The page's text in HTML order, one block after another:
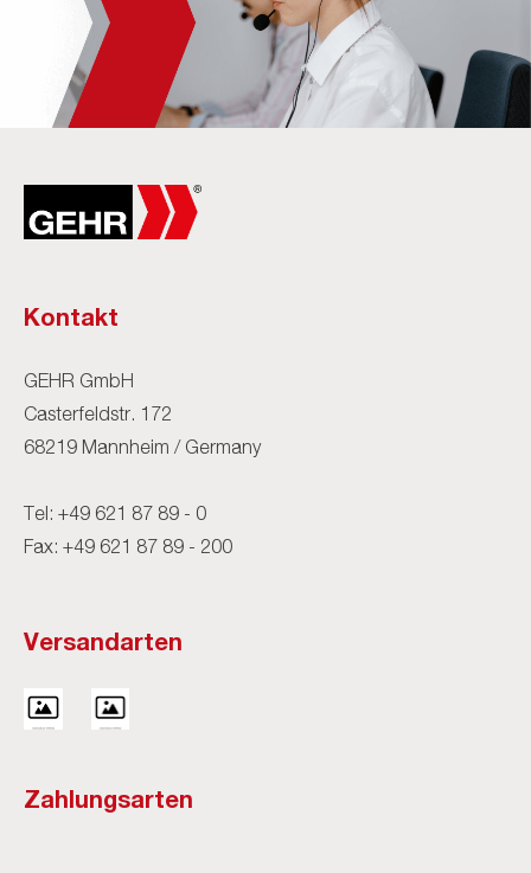
Kontakt
GEHR GmbH
Casterfeldstr. 172
68219 Mannheim / Germany
Tel: +49 621 87 89 - 0
Fax: +49 621 87 89 - 200
Versandarten
Zahlungsarten